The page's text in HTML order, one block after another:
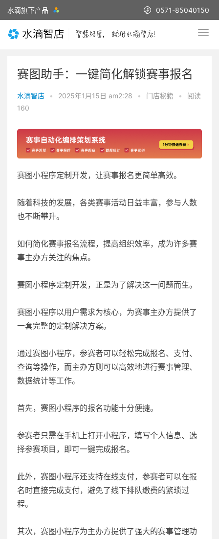
水滴旗下产品 0571-85040150
赛图助手：一键简化解锁赛事报名
水滴智店 • 2025年1月15日 am2:28 • 门店秘籍 •
阅读
160
赛图小程序定制开发，让赛事报名更简单高效。
随着科技的发展，各类赛事活动日益丰富，参与人数
也不断攀升。
如何简化赛事报名流程，提高组织效率，成为许多赛
事主办方关注的焦点。
赛图小程序定制开发，正是为了解决这一问题而生。
赛图小程序以用户需求为核心，为赛事主办方提供了
一套完整的定制解决方案。
通过赛图小程序，参赛者可以轻松完成报名、支付、
查询等操作，而主办方则可以高效地进行赛事管理、
数据统计等工作。
首先，赛图小程序的报名功能十分便捷。
参赛者只需在手机上打开小程序，填写个人信息、选
择参赛项目，即可一键完成报名。
此外，赛图小程序还支持在线支付，参赛者可以在报
名时直接完成支付，避免了线下排队缴费的繁琐过
程。
其次，赛图小程序为主办方提供了强大的赛事管理功